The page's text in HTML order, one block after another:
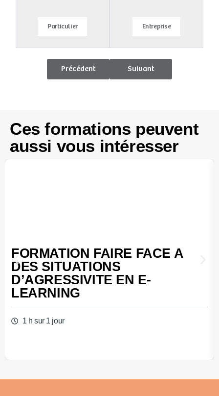
Particulier Entreprise
Précédent Suivant
Ces formations peuvent
aussi vous intéresser
FORMATION FAIRE FACE A
DES SITUATIONS
D’AGRESSIVITE EN E-
LEARNING
1 h sur 1 jour